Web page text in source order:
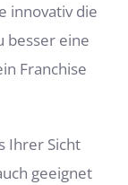
innovativ die
besser eine
Franchise
Ihrer Sicht
geeignet